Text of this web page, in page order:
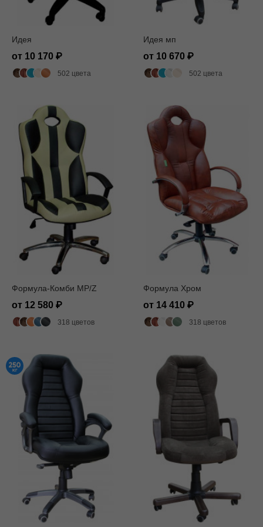
Идея
от 10 170
502 цвета
Идея мп
от 10 670
502 цвета
Формула-Комби MP/Z
от 12 580
318 цветов
Формула Хром
от 14 410
318 цветов